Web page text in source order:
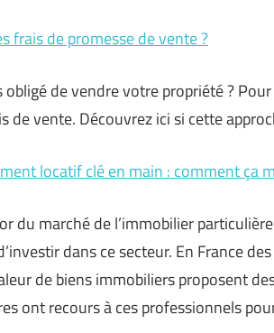
frais de promesse de vente ?
de vendre votre propriété ?
de vente. Découvrez ici si cette
locatif clé en main : comment ça
du marché de l’immobilier
dans ce secteur. En France
de biens immobiliers proposent
ont recours à ces professionnels